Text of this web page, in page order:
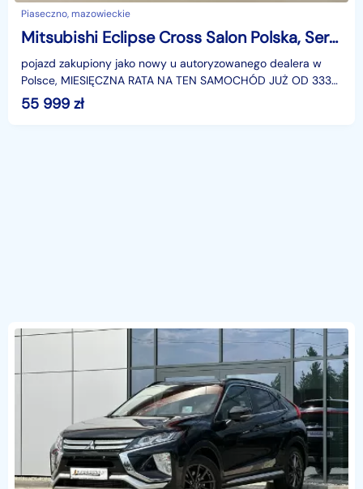
Piaseczno, mazowieckie
Mitsubishi Eclipse Cross Salon Polska, Serwis ASO, Klimatronic, Tempomat, Parktronic,
pojazd zakupiony jako nowy u autoryzowanego dealera w
Polsce, MIESIĘCZNA RATA NA TEN SAMOCHÓD JUŻ OD 333
PLN*Podana w ogłoszeniu lokalizacja pojazdu jest aktua
55 999 zł